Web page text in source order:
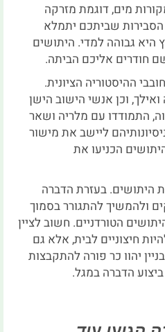
מים, דוגמת מזרקה
הסבירות שביתכם יתמלא
היא גבוהה למדי. היתושים
חודרים אליכם הביתה.
ההיסטוריה הציונית.
וכן אנשי הישוב הישן
התמודדו עם מלריה ושאר
ליישב את מישור
הכניעו את
היתושים. בעזרת הדברה
ולהמשיך להתגורר בסמוך
הטורדניים. חשוב לציין
חיצוניים לבית, אלא גם
יהוו כר פורה להתקבצות
הדברה במגל.